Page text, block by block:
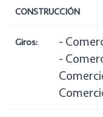
CONSTRUCCIÓN
Giros:
-
-